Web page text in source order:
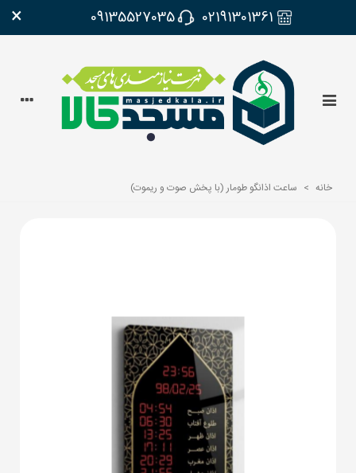
02191301361
09135527035
×
خانه > ساعت اذانگو طومار (با پخش صوت و ریموت)